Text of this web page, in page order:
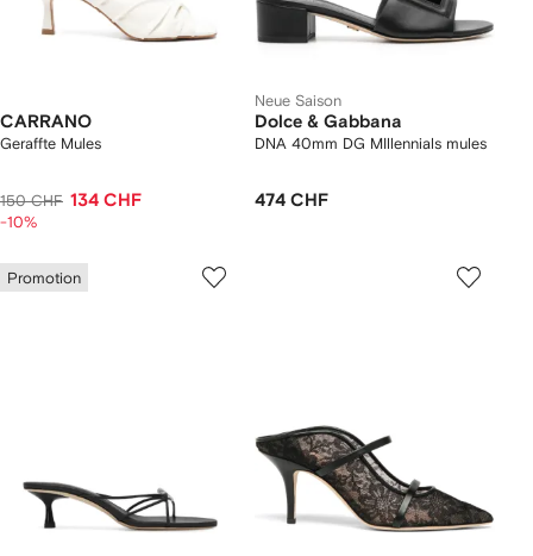
CARRANO
Geraffte Mules
150 CHF 134 CHF
-10%
Neue Saison
Dolce & Gabbana
DNA 40mm DG MIllennials mules
474 CHF
Promotion